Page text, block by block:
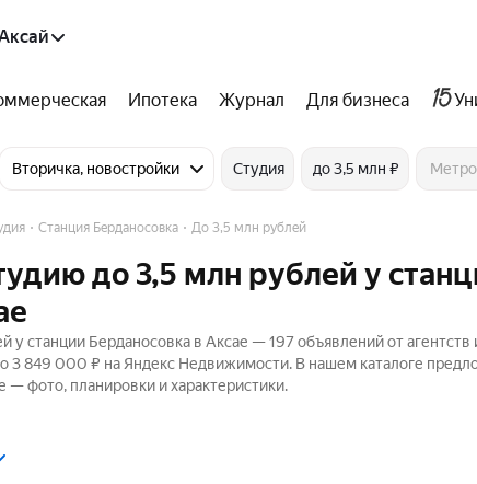
Ипотека Журнал Для бизнеса
Вторичка, новостройки Студия до 3,5 млн ₽
Станция Берданосовка До 3,5 млн рублей
до 3,5 млн рублей у
у станции Берданосовка в Аксае — 197 объявлений от
3 849 000 ₽ на Яндекс Недвижимости. В нашем каталоге
— фото, планировки и характеристики.